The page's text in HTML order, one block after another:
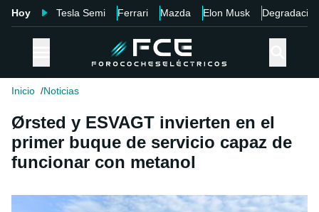
Hoy Tesla Semi Ferrari Mazda Elon Musk Degradación
Inicio Noticias
Ørsted y ESVAGT invierten en el
primer buque de servicio capaz de
funcionar con metanol